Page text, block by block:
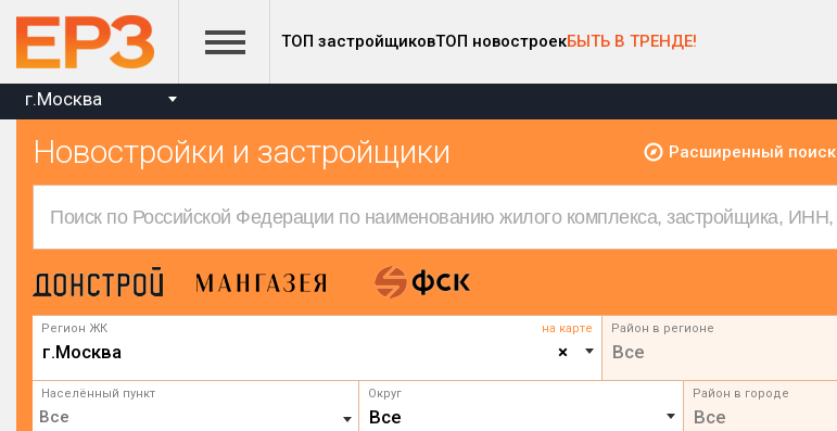
ТОП застройщиковТОП новостроекБЫТЬ В ТРЕНДЕ!
г.Москва
Новостройки и застройщики Расширенный поиск
Регион ЖК на карте
×
г.Москва
Район в регионе
Все
Населённый пункт Округ
Все
Район в городе
Все